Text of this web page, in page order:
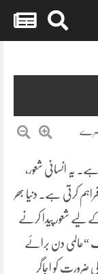
یہ انسانی شعور،
کرتی ہے۔ دنیا بھر
لیے شعور پیدا کرنے
“عالمی دن برائے
ضرورت کو اجاگر